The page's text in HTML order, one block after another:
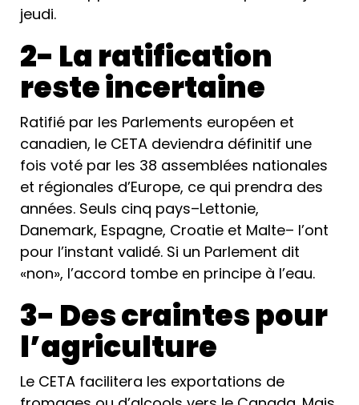
jeudi.
2- La ratification
reste incertaine
Ratifié par les Parlements européen et
canadien, le CETA deviendra définitif une
fois voté par les 38 assemblées nationales
et régionales d’Europe, ce qui prendra des
années. Seuls cinq pays–Lettonie,
Danemark, Espagne, Croatie et Malte– l’ont
pour l’instant validé. Si un Parlement dit
«non», l’accord tombe en principe à l’eau.
3- Des craintes pour
l’agriculture
Le CETA facilitera les exportations de